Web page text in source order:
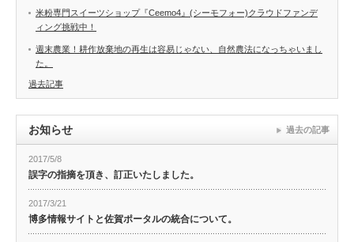
米粉専門スイーツショップ『Ceemo4』(シーモフォー)クラウドファンデ
ィング挑戦中！
週末農業！耕作放棄地の再生は容易じゃない、自然農法になっちゃいまし
た。
過去記事
お知らせ
2017/5/8
誤字の指摘を頂き、訂正いたしました。
2017/3/21
博多情報サイトと佐賀ポータルの統合について。
過去の記事